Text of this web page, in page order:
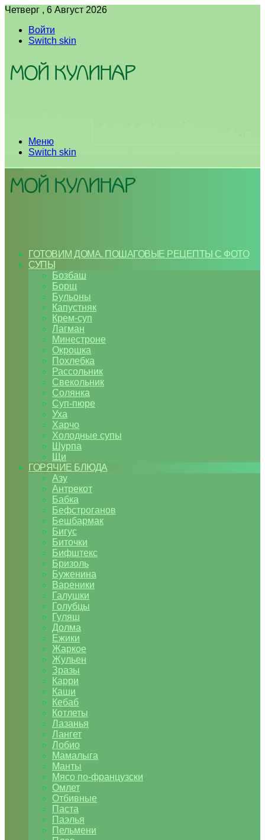
Четверг , 6 Август 2026
Войти
Switch skin
Меню
Switch skin
ГОТОВИМ ДОМА. ПОШАГОВЫЕ РЕЦЕПТЫ С ФОТО
СУПЫ
Бозбаш
Борщ
Бульоны
Капустняк
Крем-суп
Лагман
Минестроне
Окрошка
Похлебка
Рассольник
Свекольник
Солянка
Суп-пюре
Уха
Харчо
Холодные супы
Шурпа
Щи
ГОРЯЧИЕ БЛЮДА
Азу
Антрекот
Бабка
Бефстроганов
Бешбармак
Бигус
Биточки
Бифштекс
Бризоль
Буженина
Вареники
Галушки
Голубцы
Гуляш
Долма
Ежики
Жаркое
Жульен
Зразы
Карри
Каши
Кебаб
Котлеты
Лазанья
Лангет
Лобио
Мамалыга
Манты
Мясо по-французски
Омлет
Отбивные
Паста
Паэлья
Пельмени